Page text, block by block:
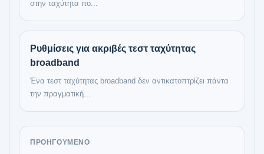
στην ταχύτητα πο...
Ρυθμίσεις για ακριβές τεστ ταχύτητας
broadband
Ένα τεστ ταχύτητας broadband δεν αντικατοπτρίζει πάντα
την πραγματική...
ΠΡΟΗΓΟΎΜΕΝΟ